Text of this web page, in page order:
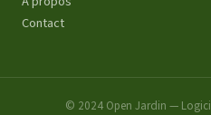
Contact
© 2024 Open Jardin —